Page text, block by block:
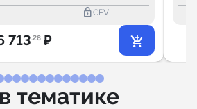
lock_outlineCPV
713.28 ₽
тематике